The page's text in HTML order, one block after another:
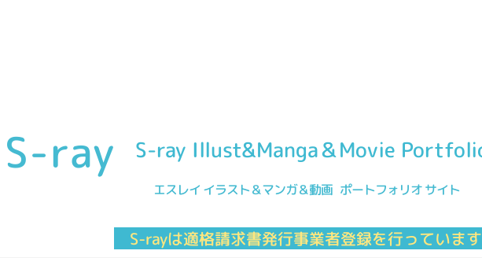
S-ray S-ray Illust&Manga＆Movie
エスレイ イラスト＆マンガ＆動画 ポートフォリオ サイト
S-rayは適格請求書発行事業者登録を行ってい